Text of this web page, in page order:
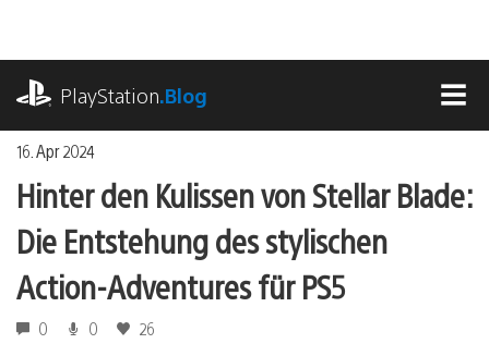
springen
PlayStation.Blog
16. Apr 2024
Hinter den Kulissen von Stellar Blade:
Die Entstehung des stylischen
Action-Adventures für PS5
0 0 26